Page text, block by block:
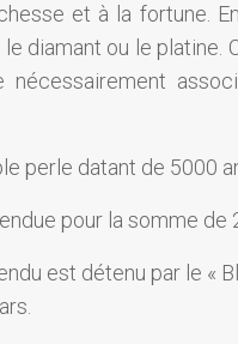
et à la fortune.
diamant ou le
perle datant de 5000
pour la somme de
est détenu par le «